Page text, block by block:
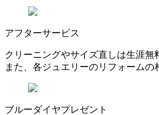
アフターサービス
クリーニングやサイズ直しは生涯無
また、各ジュエリーのリフォーム
ブルーダイヤプレゼント